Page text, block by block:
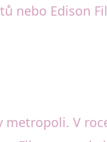
nebo Edison
V